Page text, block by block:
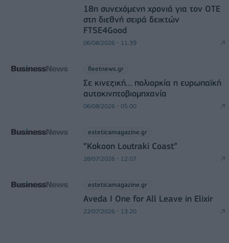
18η συνεχόμενη χρονιά για τον ΟΤΕ
στη διεθνή σειρά δεικτών
FTSE4Good
06/08/2026 - 11:39
fleetnews.gr
Σε κινεζική… πολιορκία η ευρωπαϊκή
αυτοκινητοβιομηχανία
06/08/2026 - 05:00
esteticamagazine.gr
“Kokoon Loutraki Coast”
28/07/2026 - 12:07
esteticamagazine.gr
Aveda I One for All Leave in Elixir
22/07/2026 - 13:20